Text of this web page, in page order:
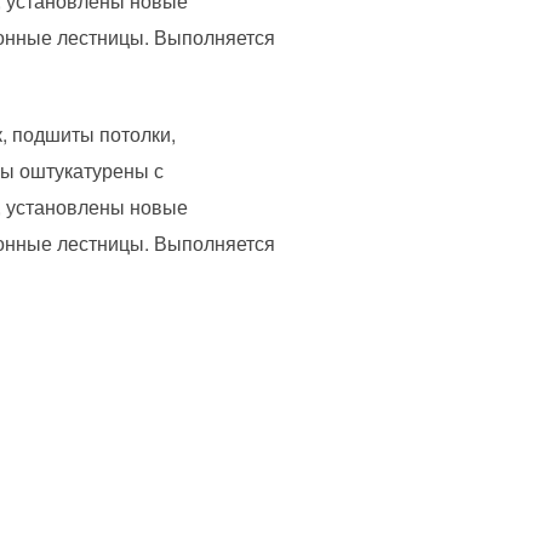
лестницы. Выполняется
подшиты потолки,
оштукатурены с
установлены новые
лестницы. Выполняется